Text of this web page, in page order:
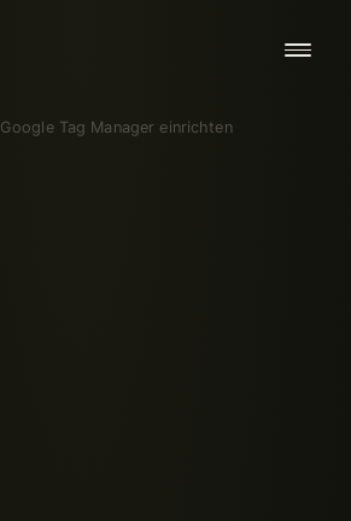
Google Tag Manager einrichten